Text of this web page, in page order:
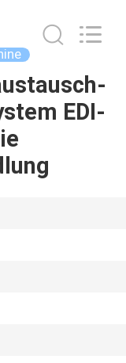
EDI-